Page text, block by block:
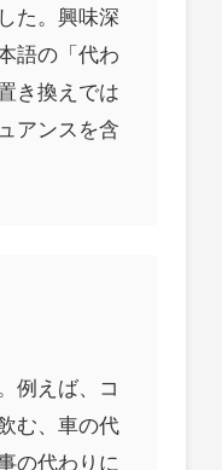
た。興味深
語の「代わ
き換えでは
アンスを含
例えば、コ
む、車の代
の代わりに